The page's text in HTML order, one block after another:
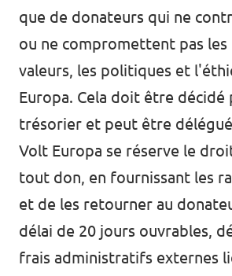
Soutenez Volt
Postes vacants
Volontaire
Contact
que de donateurs qui ne
ou ne compromettent pas
valeurs, les politiques et
Europa. Cela doit être décidé
trésorier et peut être
Volt Europa se réserve le
tout don, en fournissant les
et de les retourner au
délai de 20 jours ouvrables,
frais administratifs externes